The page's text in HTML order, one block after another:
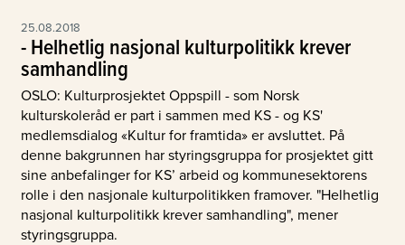
25.08.2018
- Helhetlig nasjonal kulturpolitikk krever
samhandling
OSLO: Kulturprosjektet Oppspill - som Norsk
kulturskoleråd er part i sammen med KS - og KS'
medlemsdialog «Kultur for framtida» er avsluttet. På
denne bakgrunnen har styringsgruppa for prosjektet gitt
sine anbefalinger for KS’ arbeid og kommunesektorens
rolle i den nasjonale kulturpolitikken framover. "Helhetlig
nasjonal kulturpolitikk krever samhandling", mener
styringsgruppa.